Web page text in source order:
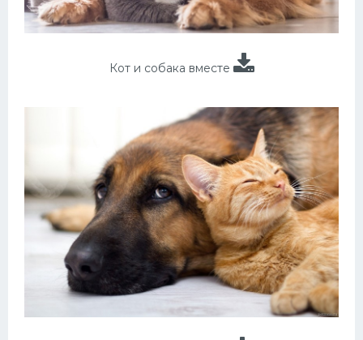
Кот и собака вместе